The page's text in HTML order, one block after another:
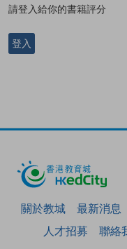
請登入給你的書籍評分
登入
關於教城 最新消息
人才招募
聯絡